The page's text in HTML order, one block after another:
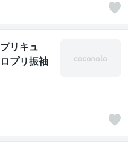
リキュ
プリ振袖